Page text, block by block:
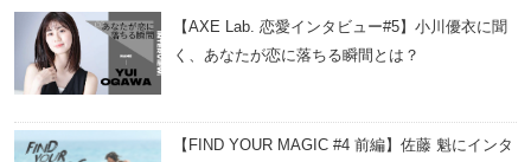
【AXE Lab. 恋愛インタビュー#5】小川優衣に聞
く、あなたが恋に落ちる瞬間とは？
【FIND YOUR MAGIC #4 前編】佐藤 魁にインタ